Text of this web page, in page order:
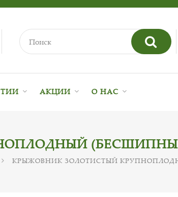
АКЦИИ О НАС
КРЫЖОВНИК ЗОЛОТИСТЫЙ